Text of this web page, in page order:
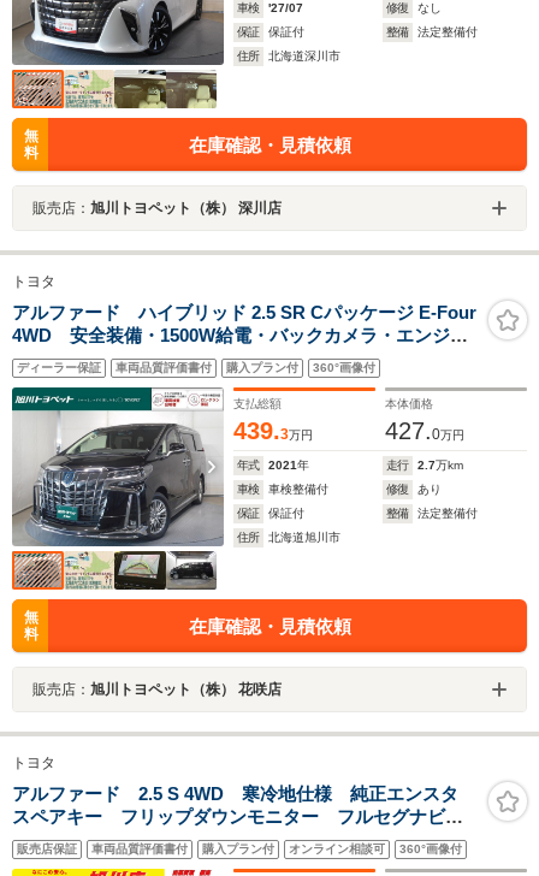
車検
'27/07 修復
なし
保証
保証付 整備
法定整備付
住所
北海道深川市
無
料
在庫確認・見積依頼
販売店： 旭川トヨペット（株） 深川店
トヨタ
アルファード ハイブリッド 2.5 SR Cパッケージ E-Four
4WD 安全装備・1500W給電・バックカメラ・エンジン
スターター・ETC装備
ディーラー保証 車両品質評価書付 購入プラン付 360°画像付
支払総額
439.3万円
本体価格
427.0万円
年式 2021年 走行 2.7万km
車検
車検整備付 修復
あり
保証
保証付 整備
法定整備付
住所
北海道旭川市
無
料
在庫確認・見積依頼
販売店： 旭川トヨペット（株） 花咲店
トヨタ
アルファード 2.5 S 4WD 寒冷地仕様 純正エンスタ
スペアキー フリップダウンモニター フルセグナビ
Bluetooth バックカメラ ETC ドラレコ LEDヘッド
ライト オートマチックハイビーム
販売店保証 車両品質評価書付 購入プラン付 オンライン相談可 360°画像付